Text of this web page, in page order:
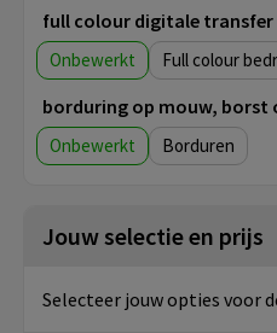
full colour digitale transfer
Onbewerkt Full colour
borduring op mouw, borst
Onbewerkt Borduren
Jouw selectie en prijs
Selecteer jouw opties voor